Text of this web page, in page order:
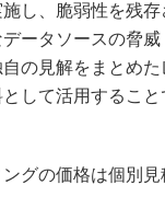
し、脆弱性を残
ータソースの脅
の見解をまとめ
して活用するこ
グの価格は個別見